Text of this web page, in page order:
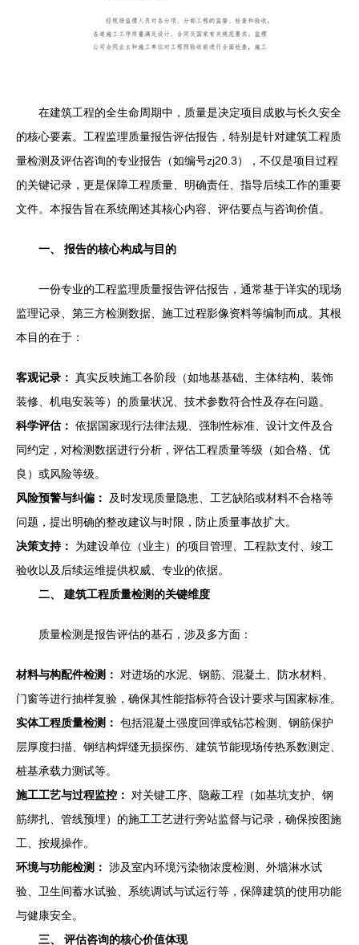
在建筑工程的全生命周期中，质量是决定项目成败与长久安全
的核心要素。工程监理质量报告评估报告，特别是针对建筑工程质
量检测及评估咨询的专业报告（如编号zj20.3），不仅是项目过程
的关键记录，更是保障工程质量、明确责任、指导后续工作的重要
文件。本报告旨在系统阐述其核心内容、评估要点与咨询价值。
一、 报告的核心构成与目的
一份专业的工程监理质量报告评估报告，通常基于详实的现场
监理记录、第三方检测数据、施工过程影像资料等编制而成。其根
本目的在于：
客观记录： 真实反映施工各阶段（如地基基础、主体结构、装饰
装修、机电安装等）的质量状况、技术参数符合性及存在问题。
科学评估： 依据国家现行法律法规、强制性标准、设计文件及合
同约定，对检测数据进行分析，评估工程质量等级（如合格、优
良）或风险等级。
风险预警与纠偏：
及时发现质量隐患、工艺缺陷或材料不合格等
问题，提出明确的整改建议与时限，防止质量事故扩大。
决策支持：
为建设单位（业主）的项目管理、工程款支付、竣工
验收以及后续运维提供权威、专业的依据。
二、 建筑工程质量检测的关键维度
质量检测是报告评估的基石，涉及多方面：
材料与构配件检测：
对进场的水泥、钢筋、混凝土、防水材料、
门窗等进行抽样复验，确保其性能指标符合设计要求与国家标准。
实体工程质量检测： 包括混凝土强度回弹或钻芯检测、钢筋保护
层厚度扫描、钢结构焊缝无损探伤、建筑节能现场传热系数测定、
桩基承载力测试等。
施工工艺与过程监控：
对关键工序、隐蔽工程（如基坑支护、钢
筋绑扎、管线预埋）的施工工艺进行旁站监督与记录，确保按图施
工、按规操作。
环境与功能检测： 涉及室内环境污染物浓度检测、外墙淋水试
验、卫生间蓄水试验、系统调试与试运行等，保障建筑的使用功能
与健康安全。
三、 评估咨询的核心价值体现